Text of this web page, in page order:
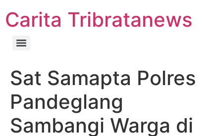
Carita Tribratanews
Sat Samapta Polres
Pandeglang
Sambangi Warga di